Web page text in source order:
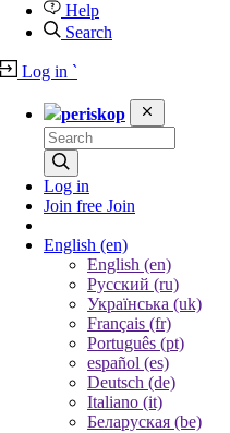
Help
Search
Log in `
periskop
Log in
Join free Join
English (en)
English (en)
Русский (ru)
Українська (uk)
Français (fr)
Português (pt)
español (es)
Deutsch (de)
Italiano (it)
Беларуская (be)